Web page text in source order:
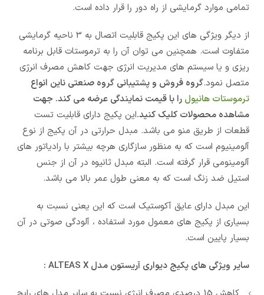
تمامی موارد گرمایشی از راه دور را قرار داده است.
از دیگر ویژگی های این پکیج قابلیت اتصال به 3 ناحیه گرمایشی
متفاوت است. همچنین می توان آن را به ترموستات قابل برنامه
ریزی و یا سیستم های مدیریت انرژی جهت کاهش مصرف انرژی
متصل نمود.گروه فروش و پشتیبانی گروه صنعتی ناین انواع
ترموستات هانیول را با قیمت نمایندگی عرضه می کند. جهت
مشاهده محصولات کلیک کنید.این پکیج دارای قابلیت تست
قطعات از طریق منو می باشد. مبدل حرارتی در آن پکیج از نوع
آلومینیوم است که به منظور سازگاری هرچه بیشتر با رادیاتور های
آلومینومی قرار گرفته است. البته مبدل ثانیوه در آن از جنس
استیل ضد زنگ است که به معنی طول عمر بالا می باشد.
این مبدل دارای عایق آکوستیک است که این یعنی نسبت به
بسیاری از پکیج های معمول مورد استفاده ، آلودگی صوتی در آن
بسیار پایین است.
سایر ویژگی های پکیج دیواری آریستون مدل ALTEAS X :